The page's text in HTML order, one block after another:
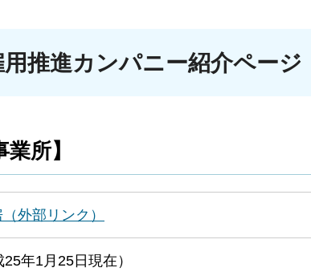
推進カンパニー紹介ページ
所】
外部リンク）
年1月25日現在）